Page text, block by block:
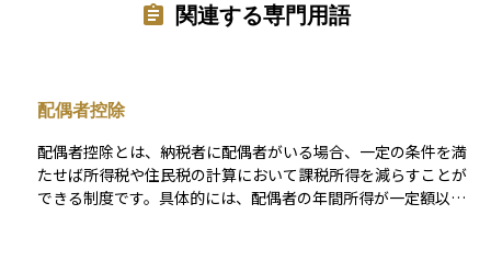
関連する専門用語
配偶者控除
配偶者控除とは、納税者に配偶者がいる場合、一定の条件を満
たせば所得税や住民税の計算において課税所得を減らすことが
できる制度です。具体的には、配偶者の年間所得が一定額以下